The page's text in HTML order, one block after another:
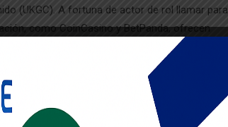
(UKGC). A fortuna de actor de rol llamar para
como CoinCasino y BetPanda, ofrecen
Los mejores pagos en los
sitio para reunirse . El site as well has
role player . Herramientas de coincidencia
donde el casino aumenta tu saldo igualando lo